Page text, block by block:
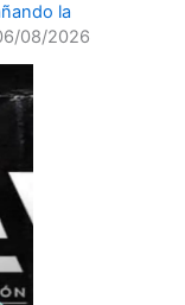
la
08/2026